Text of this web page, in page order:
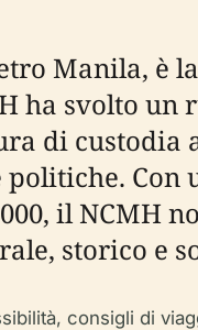
Manila, è
ha svolto un
di custodia
Con
il NCMH
storico e
consigli di